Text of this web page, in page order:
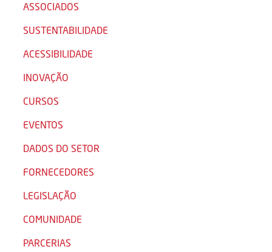
ASSOCIADOS
SUSTENTABILIDADE
ACESSIBILIDADE
INOVAÇÃO
CURSOS
EVENTOS
DADOS DO SETOR
FORNECEDORES
LEGISLAÇÃO
COMUNIDADE
PARCERIAS